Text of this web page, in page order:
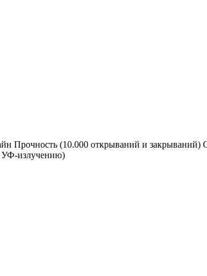
Прочность (10.000 открываний и
УФ-излучению)